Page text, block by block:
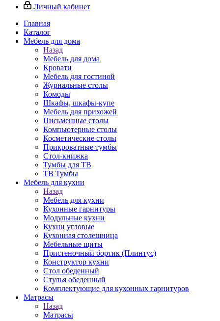
Личный кабинет
Главная
Каталог
Мебель для дома
Назад
Мебель для дома
Кровати
Мебель для гостиной
Журнальные столы
Комоды
Шкафы, шкафы-купе
Мебель для прихожей
Письменные столы
Компьютерные столы
Косметические столы
Прикроватные тумбы
Стол-книжка
Тумбы для ТВ
ТВ Тумбы
Мебель для кухни
Назад
Мебель для кухни
Кухонные гарнитуры
Модульные кухни
Кухни угловые
Кухонная столешница
Мебельные щиты
Пристеночный бортик (Плинтус)
Конструктор кухни
Стол обеденный
Стулья обеденный
Комплектующие для кухонных гарнитуров
Матраcы
Назад
Матраcы